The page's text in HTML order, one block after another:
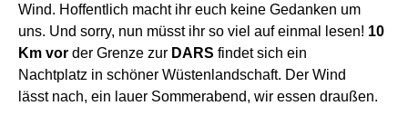
Wind. Hoffentlich macht ihr euch keine Gedanken um
uns. Und sorry, nun müsst ihr so viel auf einmal lesen! 10
Km vor der Grenze zur DARS findet sich ein
Nachtplatz in schöner Wüstenlandschaft. Der Wind
lässt nach, ein lauer Sommerabend, wir essen draußen.